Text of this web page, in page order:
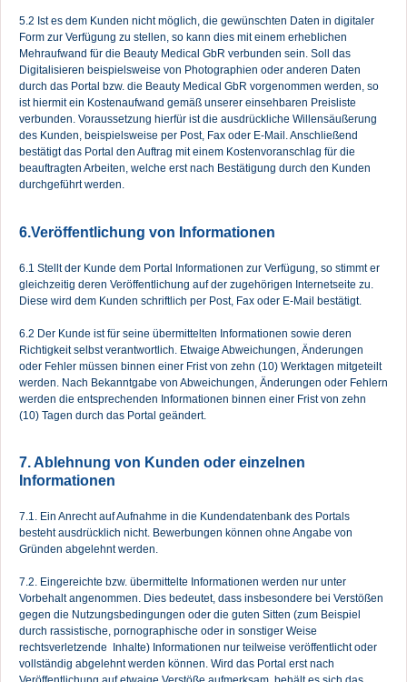
5.2 Ist es dem Kunden nicht möglich, die gewünschten Daten in digitaler
Form zur Verfügung zu stellen, so kann dies mit einem erheblichen
Mehraufwand für die Beauty Medical GbR verbunden sein. Soll das
Digitalisieren beispielsweise von Photographien oder anderen Daten
durch das Portal bzw. die Beauty Medical GbR vorgenommen werden, so
ist hiermit ein Kostenaufwand gemäß unserer einsehbaren Preisliste
verbunden. Voraussetzung hierfür ist die ausdrückliche Willensäußerung
des Kunden, beispielsweise per Post, Fax oder E-Mail. Anschließend
bestätigt das Portal den Auftrag mit einem Kostenvoranschlag für die
beauftragten Arbeiten, welche erst nach Bestätigung durch den Kunden
durchgeführt werden.
6.Veröffentlichung von Informationen
6.1 Stellt der Kunde dem Portal Informationen zur Verfügung, so stimmt er
gleichzeitig deren Veröffentlichung auf der zugehörigen Internetseite zu.
Diese wird dem Kunden schriftlich per Post, Fax oder E-Mail bestätigt.
6.2 Der Kunde ist für seine übermittelten Informationen sowie deren
Richtigkeit selbst verantwortlich. Etwaige Abweichungen, Änderungen
oder Fehler müssen binnen einer Frist von zehn (10) Werktagen mitgeteilt
werden. Nach Bekanntgabe von Abweichungen, Änderungen oder Fehlern
werden die entsprechenden Informationen binnen einer Frist von zehn
(10) Tagen durch das Portal geändert.
7. Ablehnung von Kunden oder einzelnen
Informationen
7.1. Ein Anrecht auf Aufnahme in die Kundendatenbank des Portals
besteht ausdrücklich nicht. Bewerbungen können ohne Angabe von
Gründen abgelehnt werden.
7.2. Eingereichte bzw. übermittelte Informationen werden nur unter
Vorbehalt angenommen. Dies bedeutet, dass insbesondere bei Verstößen
gegen die Nutzungsbedingungen oder die guten Sitten (zum Beispiel
durch rassistische, pornographische oder in sonstiger Weise
rechtsverletzende Inhalte) Informationen nur teilweise veröffentlicht oder
vollständig abgelehnt werden können. Wird das Portal erst nach